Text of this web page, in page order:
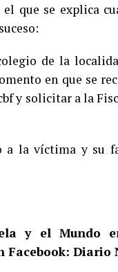
que se explica
de la
en que se
y solicitar a la
a la víctima y su
y el Mundo
Facebook: Diario